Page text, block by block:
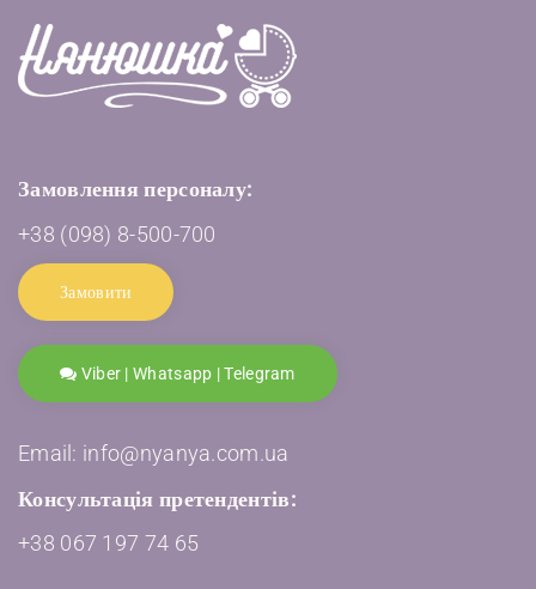
Замовлення персоналу:
+38 (098) 8-500-700
Замовити
Viber | Whatsapp | Telegram
Email: info@nyanya.com.ua
Консультація претендентів:
+38 067 197 74 65